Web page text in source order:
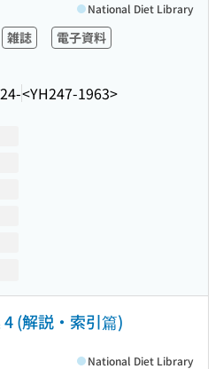
雑誌
電子資料
<YH247-1963>
National Diet Library
(解説・索引篇)
National Diet Library